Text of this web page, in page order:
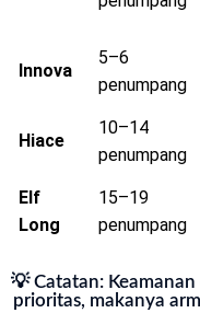
Innova
5–6
penumpang
Hiace
10–14
penumpang
Elf
Long
15–19
penumpang
💡 Catatan:
prioritas, makanya